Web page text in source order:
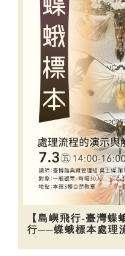
【島嶼飛行-臺灣
行──蝶蛾標本處理